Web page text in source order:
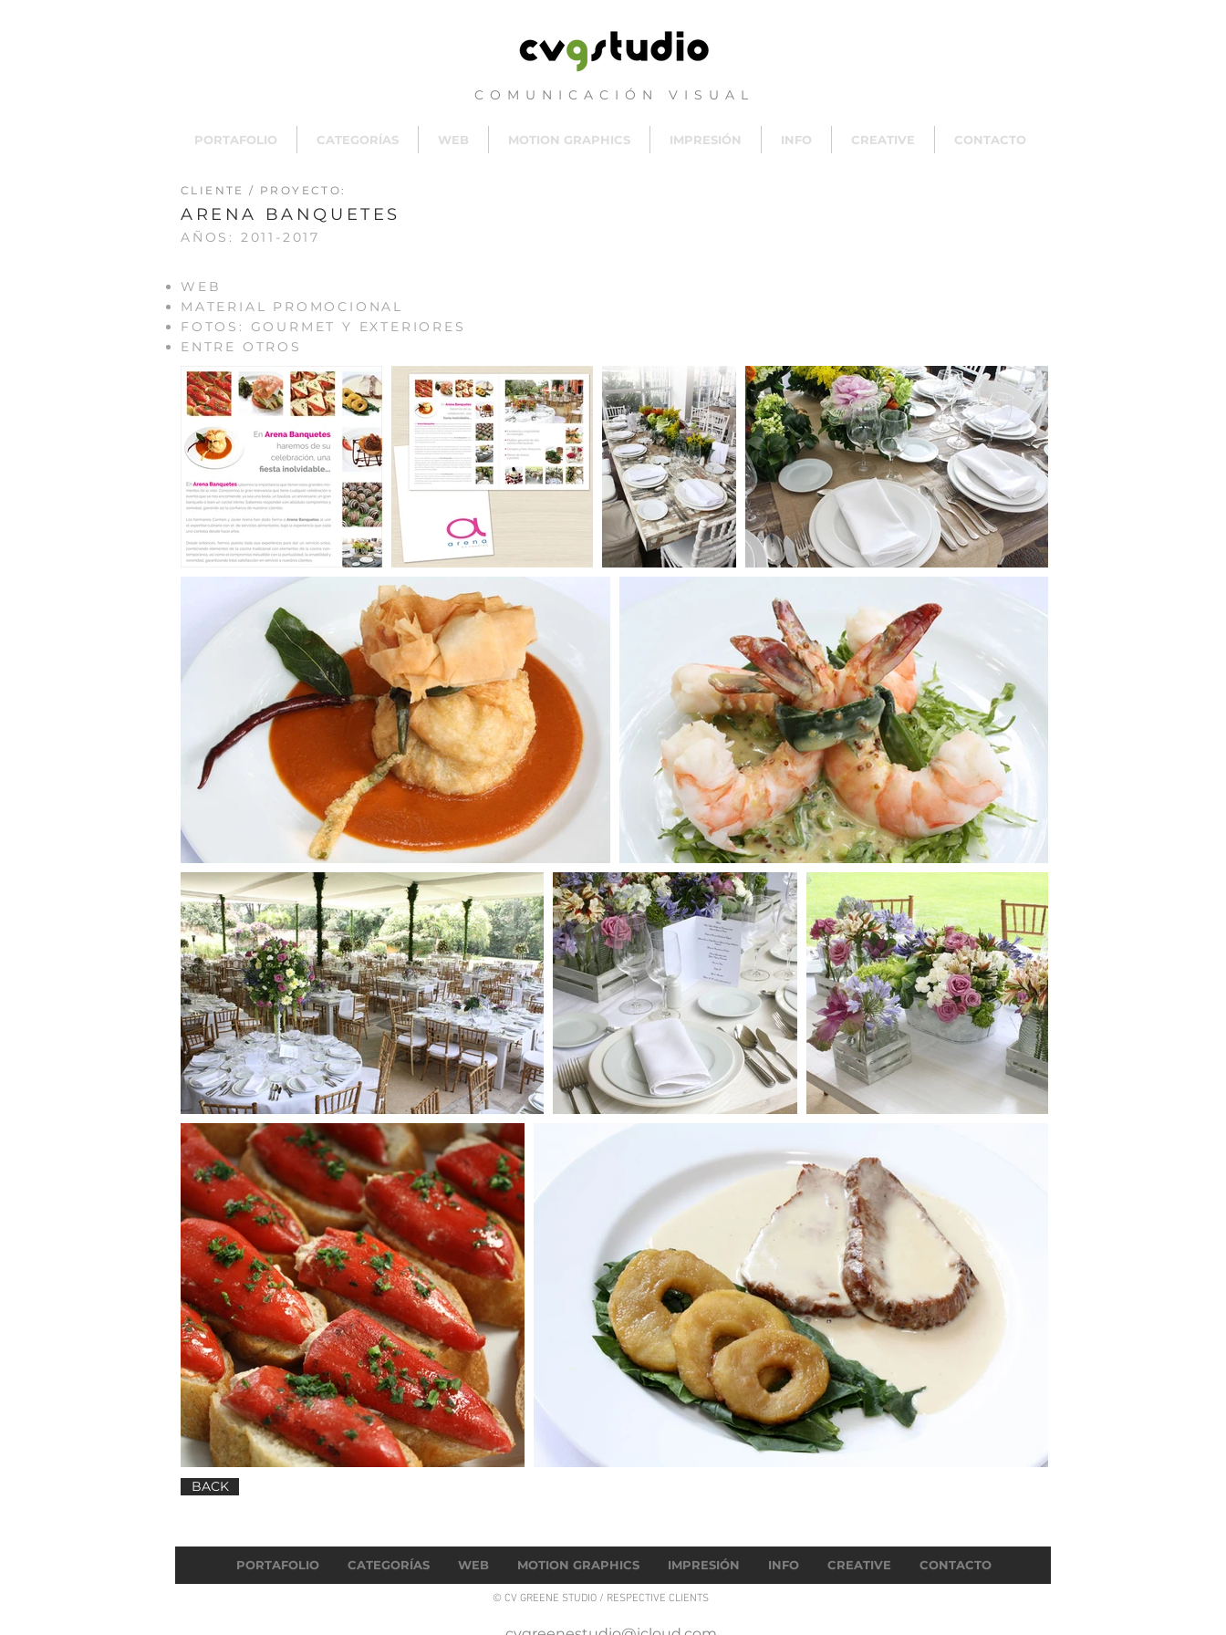
COMUNICACIÓN VISUAL
PORTAFOLIO CATEGORÍAS WEB MOTION GRAPHICS IMPRESIÓN INFO CREATIVE CONTACTO
CLIENTE / PROYECTO:
ARENA BANQUETES
AÑOS: 2011-2017
WEB
MATERIAL PROMOCIONAL
FOTOS: GOURMET Y EXTERIORES
ENTRE OTROS
BACK
PORTAFOLIO CATEGORÍAS WEB MOTION GRAPHICS IMPRESIÓN INFO CREATIVE CONTACTO
© CV GREENE STUDIO / RESPECTIVE CLIENTS